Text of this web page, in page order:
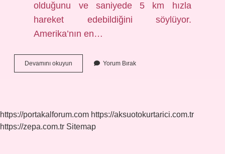
olduğunu ve saniyede 5 km hızla
hareket edebildiğini söylüyor.
Amerika’nın en…
Devamını okuyun
Uzun
Yorum Bırak
https://portakalforum.com https://aksuotokurtarici.com.tr
https://zepa.com.tr Sitemap